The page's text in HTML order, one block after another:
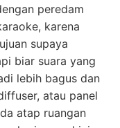
peredam
karena
supaya
biar suara yang
lebih bagus dan
atau panel
atap ruangan